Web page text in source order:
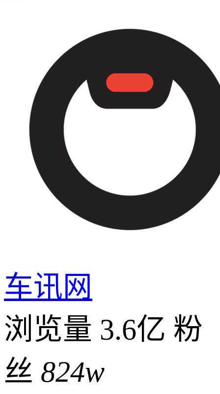
车讯网
浏览量 3.6亿 粉
丝 824w